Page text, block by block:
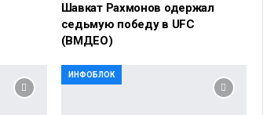
Шавкат Рахмонов одержал
седьмую победу в UFC
(ВМДЕО)
ИНФОБЛОК